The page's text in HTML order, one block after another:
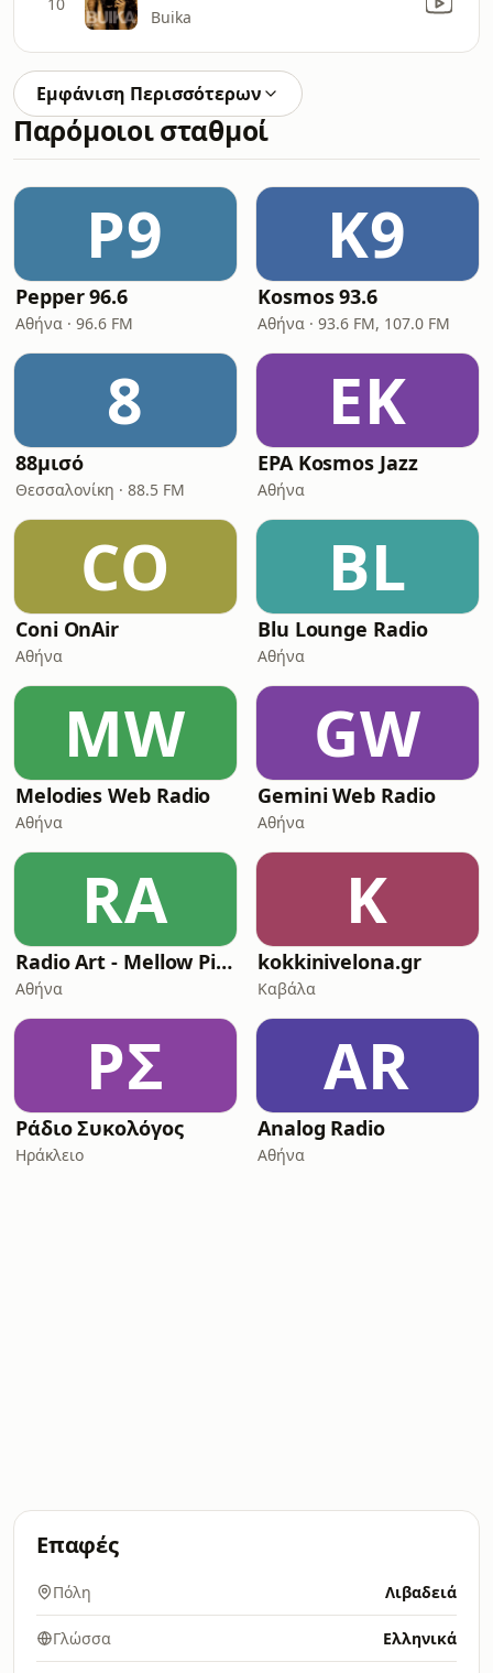
Buika
Εμφάνιση Περισσότερων
Παρόμοιοι σταθμοί
P9
Pepper 96.6
Αθήνα · 96.6 FM
K9
Kosmos 93.6
Αθήνα · 93.6 FM, 107.0 FM
8
88μισό
Θεσσαλονίκη · 88.5 FM
ΕK
ΕΡΑ Kosmos Jazz
Αθήνα
CO
Coni OnAir
Αθήνα
BL
Blu Lounge Radio
Αθήνα
MW
Melodies Web Radio
Αθήνα
GW
Gemini Web Radio
Αθήνα
RA
Radio Art - Mellow Piano Jazz
Αθήνα
K
kokkinivelona.gr
Καβάλα
ΡΣ
Ράδιο Συκολόγος
Ηράκλειο
AR
Analog Radio
Αθήνα
Επαφές
Πόλη Λιβαδειά
Γλώσσα Ελληνικά